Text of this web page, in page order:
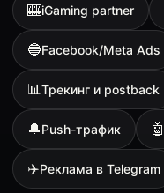
🎰iGaming partner
🔵Facebook/Meta Ads
📊Трекинг и postback
🔔Push-трафик 🤖
✈️Реклама в Telegram